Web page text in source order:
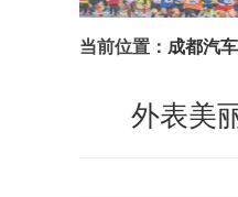
当前位置： 成都汽
外表美